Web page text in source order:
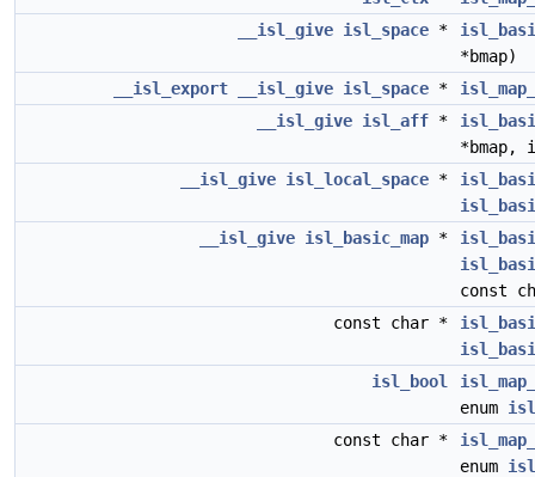
__isl_give isl_space *
*bmap)
__isl_export
__isl_give isl_space *
__isl_give isl_aff *
__isl_give isl_local_space *
__isl_give isl_basic_map *
const
const char *
isl_bool
enum
const char *
enum